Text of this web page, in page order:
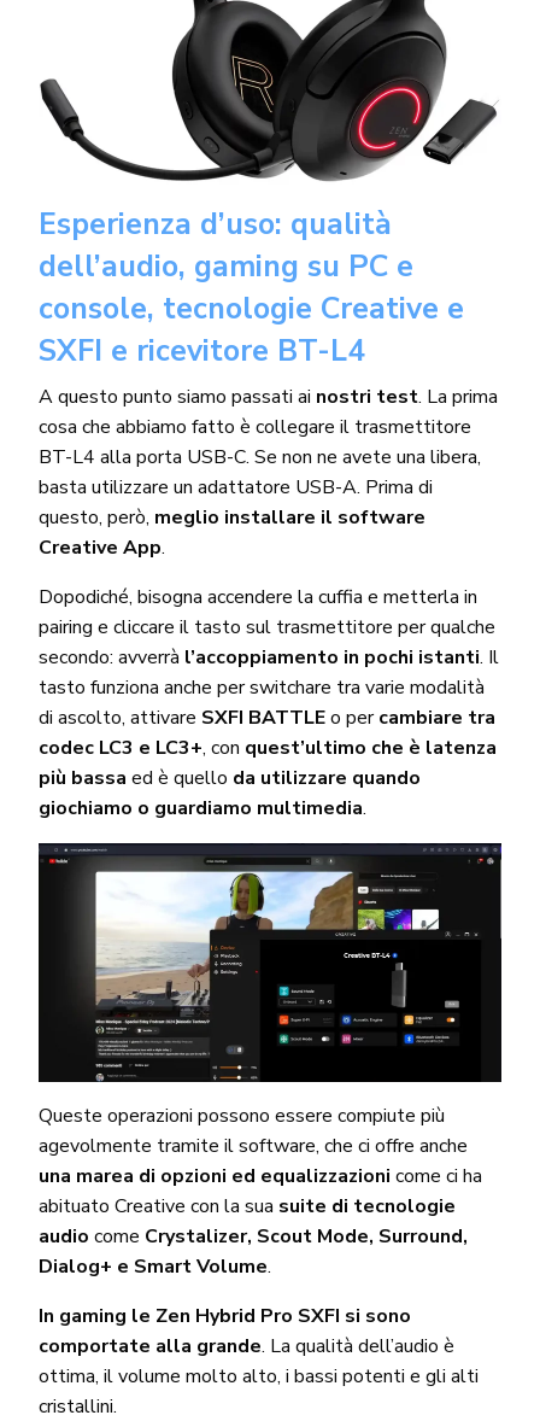
Esperienza d’uso: qualità
dell’audio, gaming su PC e
console, tecnologie Creative e
SXFI e ricevitore BT-L4
A questo punto siamo passati ai nostri test. La prima
cosa che abbiamo fatto è collegare il trasmettitore
BT-L4 alla porta USB-C. Se non ne avete una libera,
basta utilizzare un adattatore USB-A. Prima di
questo, però, meglio installare il software
Creative App.
Dopodiché, bisogna accendere la cuffia e metterla in
pairing e cliccare il tasto sul trasmettitore per qualche
secondo: avverrà l’accoppiamento in pochi istanti. Il
tasto funziona anche per switchare tra varie modalità
di ascolto, attivare SXFI BATTLEo percambiare tra
codec LC3 e LC3+, con quest’ultimo che è latenza
più bassa ed è quello da utilizzare quando
giochiamo o guardiamo multimedia.
Queste operazioni possono essere compiute più
agevolmente tramite il software, che ci offre anche
una marea di opzioni ed equalizzazionicome ci ha
abituato Creative con la sua suite di tecnologie
audio come Crystalizer, Scout Mode, Surround,
Dialog+ e Smart Volume.
In gaming le Zen Hybrid Pro SXFI si sono
comportate alla grande. La qualità dell’audio è
ottima, il volume molto alto, i bassi potenti e gli alti
cristallini.